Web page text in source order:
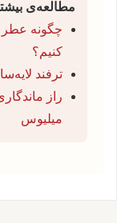
مطالعه‌ی
چگونه
کنیم؟
ترفند
راز
میلیوس